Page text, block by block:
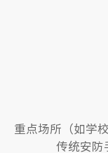
重点场所（如学
传统安防